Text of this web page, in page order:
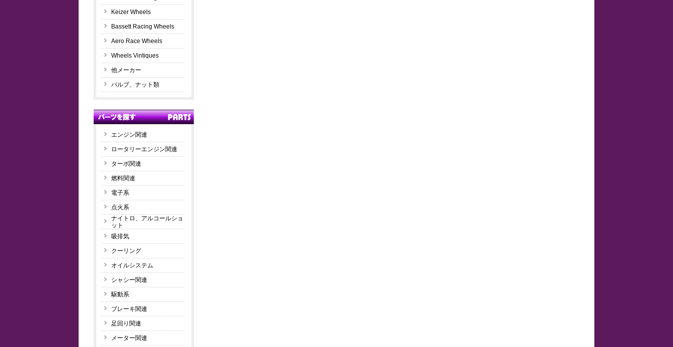
Keizer Wheels
Bassett Racing Wheels
Aero Race Wheels
Wheels Vintiques
他メーカー
バルブ、ナット類
エンジン関連
ロータリーエンジン関連
ターボ関連
燃料関連
電子系
点火系
ナイトロ、アルコールショ
ット
吸排気
クーリング
オイルシステム
シャシー関連
駆動系
ブレーキ関連
足回り関連
メーター関連